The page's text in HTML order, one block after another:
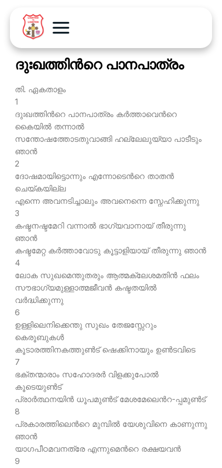
ദുഃഖത്തിന്‍റെ പാനപാത്രം
തി. ഏകതാളം
1
ദുഃഖത്തിന്‍റെ പാനപാത്രം കര്‍ത്താവെന്‍റെ
കൈയില്‍ തന്നാല്‍
സന്തോഷത്തോടതുവാങ്ങി ഹല്ലേലുയ്യാ പാടീടും
ഞാന്‍
2
ദോഷമായിട്ടൊന്നും എന്നോടെന്‍റെ താതന്‍
ചെയ്കയില്ല
എന്നെ അവനടിച്ചാലും അവനെന്നെ സ്നേഹിക്കുന്നു
3
കഷ്ടനഷ്ടമേറി വന്നാല്‍ ഭാഗ്യവാനായ് തീരുന്നു
ഞാന്‍
കഷ്ടമേറ്റ കര്‍ത്താവോടു കൂട്ടാളിയായ് തീരുന്നു ഞാന്‍
4
ലോക സുഖമെന്തുതരും ആത്മക്ലേശമതിന്‍ ഫലം
സൗഭാഗ്യമുള്ളാത്മജീവന്‍ കഷ്ടതയില്‍
വര്‍ദ്ധിക്കുന്നു
6
ഉള്ളിലെനിക്കെന്തു സുഖം തേജസ്സേറും
കെരൂബുകള്‍
കൂടാരത്തിനകത്തുണ്‍ട് ഷെക്കിനായും ഉണ്‍ടവിടെ
7
ഭക്തന്മാരാം സഹോദരര്‍ വിളക്കുപോല്‍
കൂടെയുണ്‍ട്
പ്രാര്‍ത്ഥനയിന്‍ ധൂപമുണ്‍ട് മേശമേലെന്‍റ-പ്പമുണ്‍ട്
8
പ്രകാരത്തിലെന്‍റെ മുമ്പില്‍ യേശുവിനെ കാണുന്നു
ഞാന്‍
യാഗപീഠമവനത്രേ എന്നുമെന്‍റെ രക്ഷയവന്‍
9